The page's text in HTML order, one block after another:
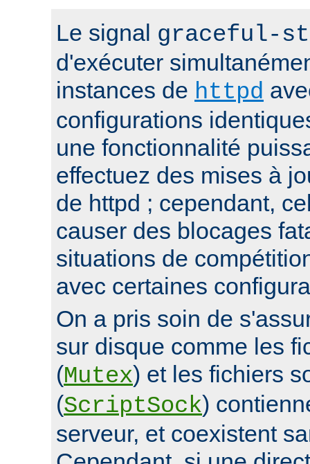
Le signal graceful-
d'exécuter
instances de httpd
configurations
une fonctionnalité
effectuez des mises à
de httpd ; cependant,
causer des blocages
situations de
avec certaines
On a pris soin de
sur disque comme les
(Mutex) et les fichiers
(ScriptSock)
serveur, et coexistent